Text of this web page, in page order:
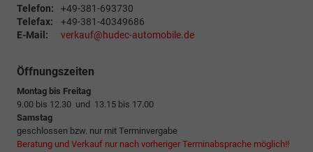
Telefon:
+49-381-693730
Telefax:
+49-381-40349686
E-Mail:
verkauf@hudec-automobile.de
Öffnungszeiten
Montag bis Freitag
9.00 bis 12.30 und 13.15 bis 17.00
Samstag
geschlossen bzw. nur mit Terminvergabe
Beratung und Verkauf nur nach vorheriger Terminabsprache möglich!!